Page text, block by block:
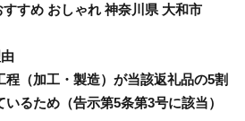
すめ おしゃれ 神奈川県 大和市
程（加工・製造）が当該返礼品の5割
るため（告示第5条第3号に該当）